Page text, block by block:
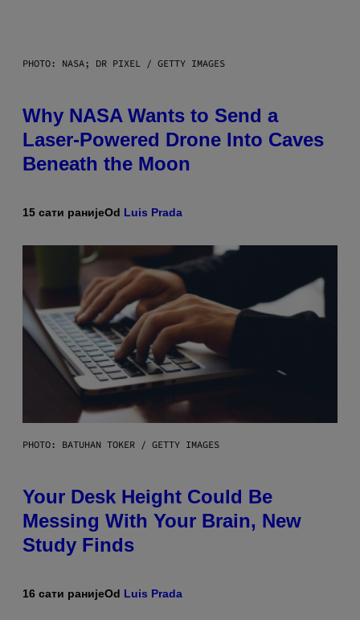
PHOTO: NASA; DR PIXEL / GETTY IMAGES
Why NASA Wants to Send a
Laser-Powered Drone Into Caves
Beneath the Moon
15 сати ранијеOd Luis Prada
PHOTO: BATUHAN TOKER / GETTY IMAGES
Your Desk Height Could Be
Messing With Your Brain, New
Study Finds
16 сати ранијеOd Luis Prada